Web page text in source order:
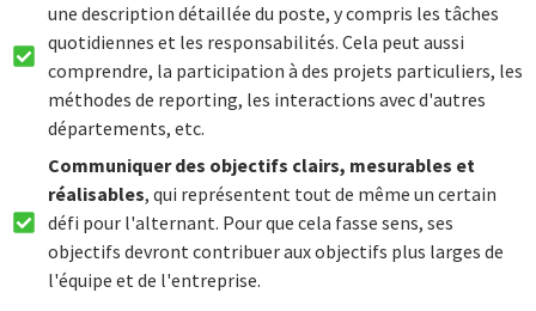
une description détaillée du poste, y compris les tâches
quotidiennes et les responsabilités. Cela peut aussi
comprendre, la participation à des projets particuliers, les
méthodes de reporting, les interactions avec d'autres
départements, etc.
Communiquer des objectifs clairs, mesurables et
réalisables, qui représentent tout de même un certain
défi pour l'alternant. Pour que cela fasse sens, ses
objectifs devront contribuer aux objectifs plus larges de
l'équipe et de l'entreprise.